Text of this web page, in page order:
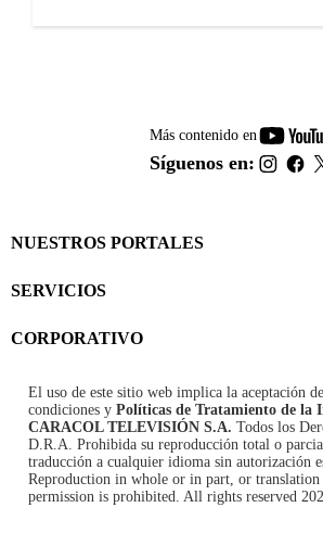
Más contenido en
Síguenos en:
NUESTROS PORTALES
SERVICIOS
CORPORATIVO
El uso de este sitio web implica la aceptación
condiciones y Políticas de Tratamiento de la
CARACOL TELEVISIÓN S.A. Todos los
D.R.A. Prohibida su reproducción total o
traducción a cualquier idioma sin autorización
Reproduction in whole or in part, or
permission is prohibited. All rights reserved